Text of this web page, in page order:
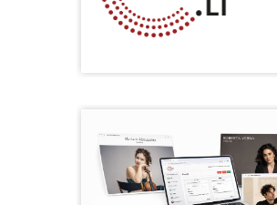
KULMAG Kulturmanagement AG
bietet die Plattform eine intuitive
und benutzerfreundliche
Möglichkeit, Tickets für vielfältige
Kulturveranstaltungen zu